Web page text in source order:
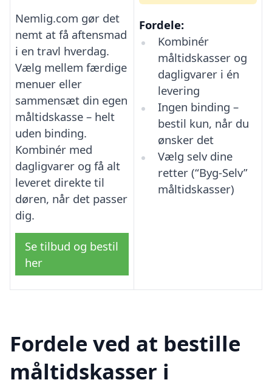
Nemlig.com gør det
nemt at få aftensmad
i en travl hverdag.
Vælg mellem færdige
menuer eller
sammensæt din egen
måltidskasse – helt
uden binding.
Kombinér med
dagligvarer og få alt
leveret direkte til
døren, når det passer
dig.
Se tilbud og bestil
her
Fordele:
Kombinér
måltidskasser og
dagligvarer i én
levering
Ingen binding –
bestil kun, når du
ønsker det
Vælg selv dine
retter (“Byg-Selv”
måltidskasser)
Fordele ved at bestille
måltidskasser i